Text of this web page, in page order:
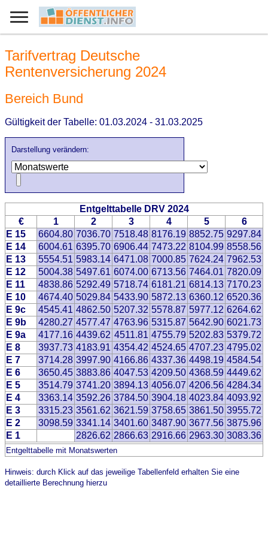
Darstellung verändern:
Tarifvertrag Deutsche
Rentenversicherung 2024
Bereich Bund
Gültigkeit der Tabelle: 01.03.2024 - 31.03.2025
Entgelttabelle DRV 2024
€
1 2 3 4 5
6
E 15
6604.80 7036.70 7518.48 8176.19 8852.75 9297.84
E 14
6004.61 6395.70 6906.44 7473.22 8104.99 8558.56
E 13
5554.51 5983.14 6471.08 7000.85 7624.24 7962.53
E 12
5004.38 5497.61 6074.00 6713.56 7464.01 7820.09
E 11
4838.86 5292.49 5718.74 6181.21 6814.13 7170.23
E 10
4674.40 5029.84 5433.90 5872.13 6360.12 6520.36
E 9c
4545.41 4862.50 5207.32 5578.87 5977.12 6264.62
E 9b
4280.27 4577.47 4763.96 5315.87 5642.90 6021.73
E 9a
4177.16 4439.62 4511.81 4755.79 5202.83 5379.72
E 8
3937.73 4183.91 4354.42 4524.65 4707.23 4795.02
E 7
3714.28 3997.90 4166.86 4337.36 4498.19 4584.54
E 6
3650.45 3883.86 4047.53 4209.50 4368.59 4449.62
E 5
3514.79 3741.20 3894.13 4056.07 4206.56 4284.34
E 4
3363.14 3592.26 3784.50 3904.18 4023.84 4093.92
E 3
3315.23 3561.62 3621.59 3758.65 3861.50 3955.72
E 2
3098.59 3341.14 3401.60 3487.90 3677.56 3875.96
E 1
2826.62 2866.63 2916.66 2963.30 3083.36
Entgelttabelle mit Monatswerten
Hinweis: durch Klick auf das jeweilige Tabellenfeld erhalten Sie eine
detaillierte Berechnung hierzu